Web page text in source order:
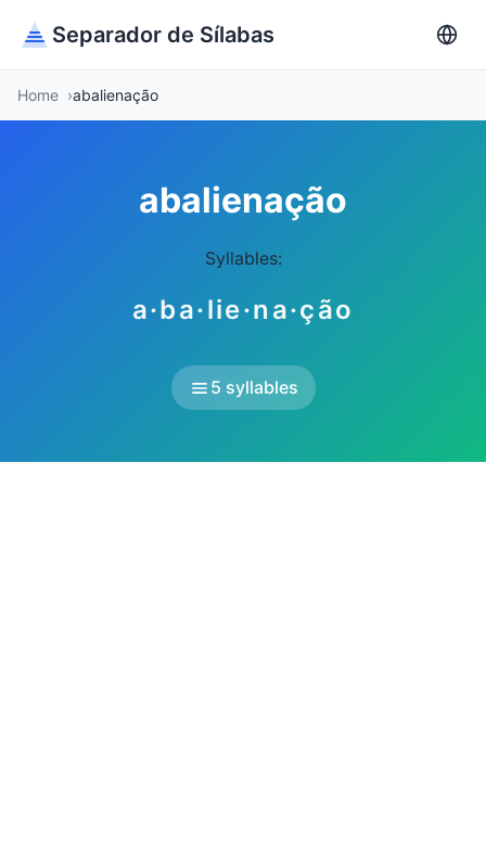
Separador de Sílabas
Home abalienação
abalienação
Syllables:
a·ba·lie·na·ção
5 syllables